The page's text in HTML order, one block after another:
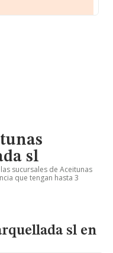
sl
sucursales de Aceitunas
que tengan hasta 3
sl en